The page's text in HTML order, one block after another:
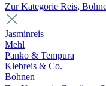
Zur Kategorie Reis,
Jasminreis
Mehl
Panko & Tempura
Klebreis & Co.
Bohnen